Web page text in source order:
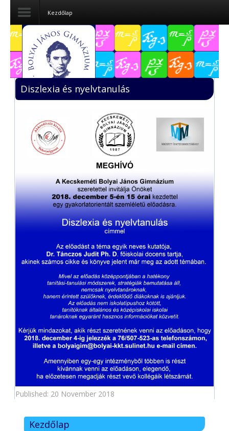
Dokumentumok
Felvételizőknek
Pályázatok
Közérdekű
adatok
Kezdőlap
Diszlexia és nyelvtanulás
Published: 20 November 2018
Kezdőlap